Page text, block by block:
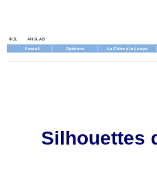
中文
ANGLAIS
Accueil
Opinions La Chine à la Loupe
Silhouettes